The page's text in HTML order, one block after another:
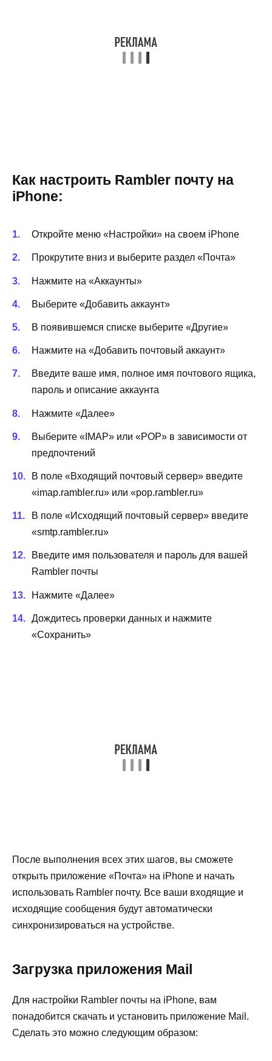
Как настроить Rambler почту на
iPhone:
Откройте меню «Настройки» на своем iPhone
Прокрутите вниз и выберите раздел «Почта»
Нажмите на «Аккаунты»
Выберите «Добавить аккаунт»
В появившемся списке выберите «Другие»
Нажмите на «Добавить почтовый аккаунт»
Введите ваше имя, полное имя почтового ящика,
пароль и описание аккаунта
Нажмите «Далее»
Выберите «IMAP» или «POP» в зависимости от
предпочтений
В поле «Входящий почтовый сервер» введите
«imap.rambler.ru» или «pop.rambler.ru»
В поле «Исходящий почтовый сервер» введите
«smtp.rambler.ru»
Введите имя пользователя и пароль для вашей
Rambler почты
Нажмите «Далее»
Дождитесь проверки данных и нажмите
«Сохранить»
После выполнения всех этих шагов, вы сможете
открыть приложение «Почта» на iPhone и начать
использовать Rambler почту. Все ваши входящие и
исходящие сообщения будут автоматически
синхронизироваться на устройстве.
Загрузка приложения Mail
Для настройки Rambler почты на iPhone, вам
понадобится скачать и установить приложение Mail.
Сделать это можно следующим образом: